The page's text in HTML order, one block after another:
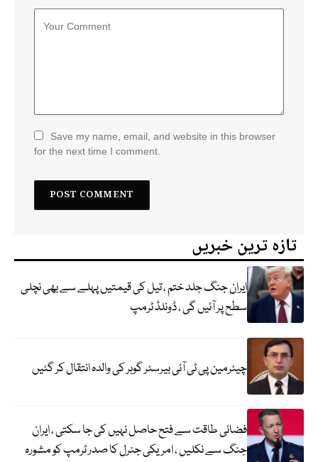
Save my name, email, and website in this browser
for the next time I comment.
تازہ ترین خبریں
ایران جنگ جلد ختم ، تیل کی قیمتیں پہلے سے بھی نچلی
سطح پر آئیں گی ، ڈونلڈ ٹرمپ
چیئرمین پی ٹی آئی بیرسٹر گوہر کی والدہ انتقال کر گئیں
فضائی طاقت سے فتح حاصل نہیں کی جا سکتی ، ایران
جنگ سے نکلیں ، امریکی جنرل کا صدر ٹرمپ کو مشورہ